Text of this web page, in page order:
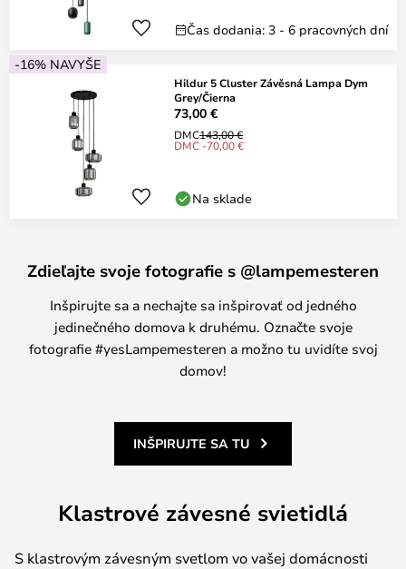
Čas dodania: 3 - 6 pracovných dní
-16% NAVYŠE
Hildur 5 Cluster Závěsná Lampa Dym
Grey/Čierna
73,00 €
DMC143,00 €
DMC -70,00 €
Na sklade
Zdieľajte svoje fotografie s @lampemesteren
Inšpirujte sa a nechajte sa inšpirovať od jedného
jedinečného domova k druhému. Označte svoje
fotografie #yesLampemesteren a možno tu uvidíte svoj
domov!
INŠPIRUJTE SA TU
Klastrové závesné svietidlá
S klastrovým závesným svetlom vo vašej domácnosti